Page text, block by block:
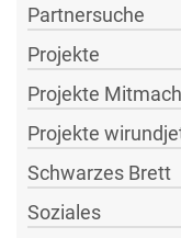
Partnersuche
Projekte
Projekte
Projekte
Schwarzes Brett
Soziales